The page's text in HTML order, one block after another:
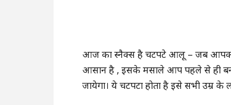
आज का स्नैक्स है चटपटे आलू – जब आपको
आसान है , इसके मसाले आप पहले से ही
जायेगा। ये चटपटा होता है इसे सभी उम्र के